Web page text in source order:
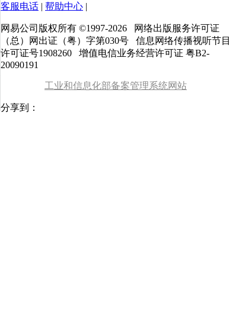
客服电话 | 帮助中心 |
网易公司版权所有 ©1997-2026 网络出版服务许可证
（总）网出证（粤）字第030号 信息网络传播视听节目
许可证号1908260 增值电信业务经营许可证 粤B2-
20090191
工业和信息化部备案管理系统网站
分享到：